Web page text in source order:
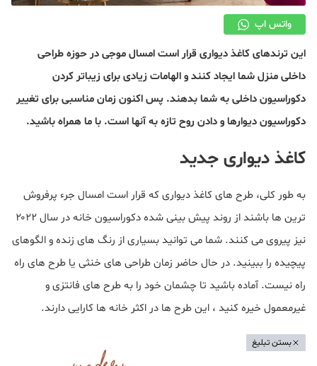
واتس اپ
این ترندهای کاغذ دیواری قرار است امسال موجی در حوزه طراحی
داخلی منزل شما ایجاد کنند و الهامات زیادی برای زیباتر کردن
دکوراسیون داخلی به شما بدهند. پس اکنون زمان مناسبی برای تغییر
دکوراسیون دیوارها و دادن روح تازه به آنها است. با ما همراه باشید.
کاغذ دیواری جدید
به طور کلی، طرح های کاغذ دیواری که قرار است امسال جرء پرفروش
ترین ها باشند از روند پیش بینی شده دکوراسیون خانه در سال ۲۰۲۲
نیز پیروی می کنند. شما می توانید بسیاری از رنگ های زنده و الگوهای
پیچیده را ببینید. در حال حاضر زمان طراحی های خنثی یا طرح های راه
راه نیست. آماده باشید تا چشمان خود را به طرح های فانتزی و
غیرمعمول خیره کنید ، این طرح ها در اکثر خانه ها کارایی دارند.
بستن تبلیغ